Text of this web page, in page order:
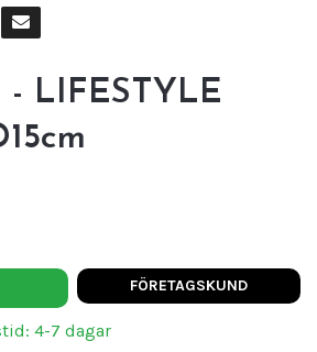
- LIFESTYLE
FÖRETAGSKUND
4-7 dagar